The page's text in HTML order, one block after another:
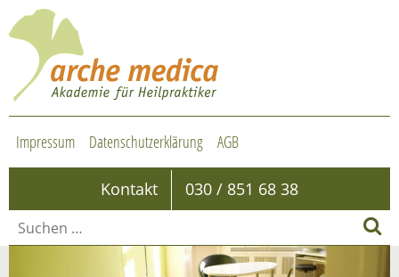
Impressum Datenschutzerklärung AGB
Kontakt 030 / 851 68 38